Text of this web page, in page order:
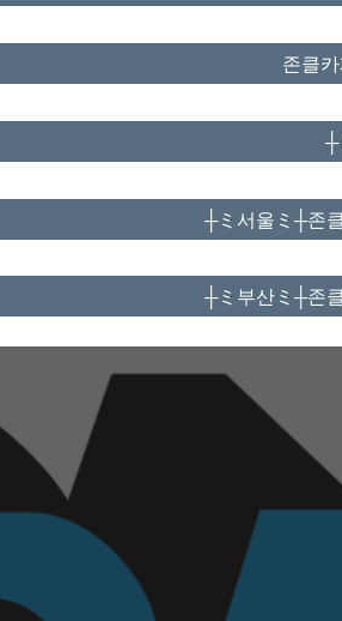
존클
┼
┼ミ서울ミ┼존
┼ミ부산ミ┼존